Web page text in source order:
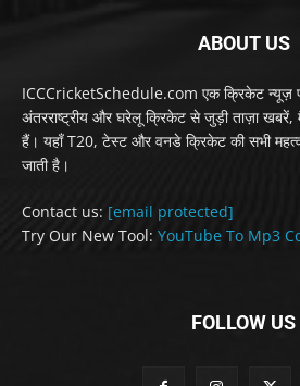
ABOUT US
ICCCricketSchedule.com एक क्रिकेट न्यूज़
अंतरराष्ट्रीय और घरेलू क्रिकेट से जुड़ी ताज़ा
हैं। यहाँ T20, टेस्ट और वनडे क्रिकेट की सभी
जाती है।
Contact us: [email protected]
Try Our New Tool: YouTube To Mp3
FOLLOW US